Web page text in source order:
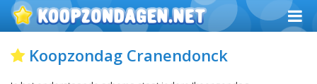
Koopzondag Cranendonck